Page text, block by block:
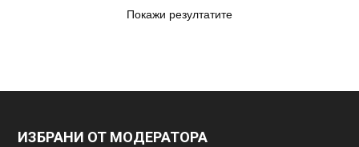
Покажи резултатите
ИЗБРАНИ ОТ МОДЕРАТОРА